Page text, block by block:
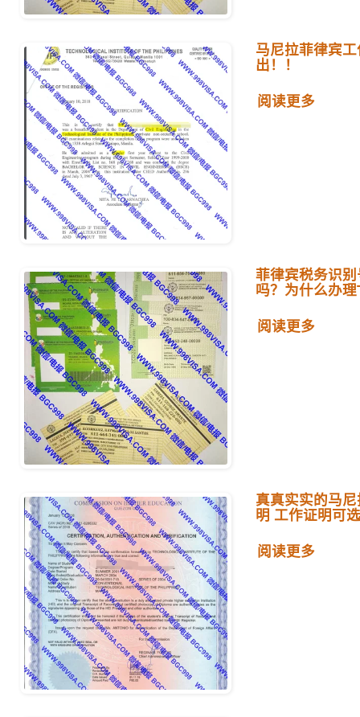
马尼拉菲律宾
出！！
阅读更多
菲律宾税务识
吗？为什么办理
阅读更多
真真实实的马
明 工作证明可
阅读更多